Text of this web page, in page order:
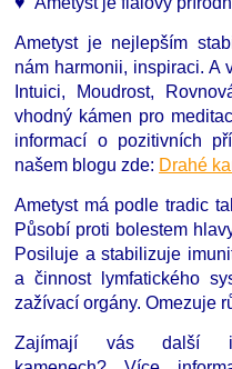
Ametyst je nejlepším
nám harmonii, inspiraci. A
Intuici, Moudrost,
vhodný kámen pro
informací o pozitivních
našem blogu zde: Drahé
Ametyst má podle tradic
Působí proti bolestem
Posiluje a stabilizuje
a činnost lymfatického
zažívací orgány. Omezuje
Zajímají vás další